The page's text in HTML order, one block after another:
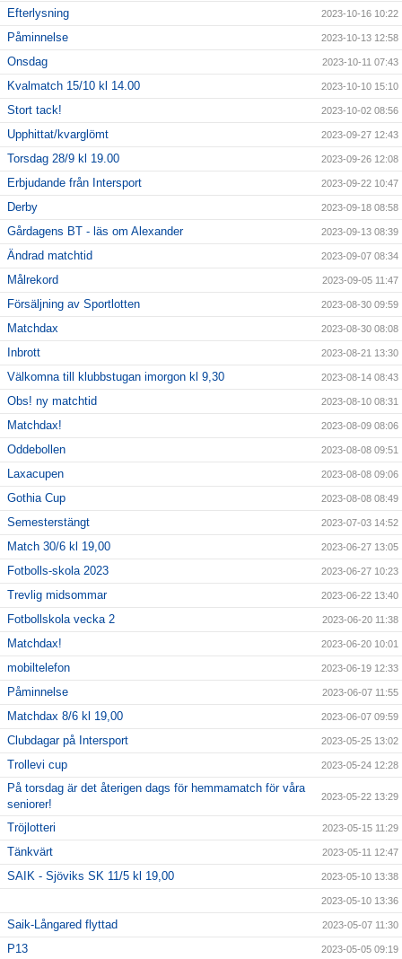
Efterlysning 2023-10-16 10:22
Påminnelse 2023-10-13 12:58
Onsdag 2023-10-11 07:43
Kvalmatch 15/10 kl 14.00 2023-10-10 15:10
Stort tack! 2023-10-02 08:56
Upphittat/kvarglömt 2023-09-27 12:43
Torsdag 28/9 kl 19.00 2023-09-26 12:08
Erbjudande från Intersport 2023-09-22 10:47
Derby 2023-09-18 08:58
Gårdagens BT - läs om Alexander 2023-09-13 08:39
Ändrad matchtid 2023-09-07 08:34
Målrekord 2023-09-05 11:47
Försäljning av Sportlotten 2023-08-30 09:59
Matchdax 2023-08-30 08:08
Inbrott 2023-08-21 13:30
Välkomna till klubbstugan imorgon kl 9,30 2023-08-14 08:43
Obs! ny matchtid 2023-08-10 08:31
Matchdax! 2023-08-09 08:06
Oddebollen 2023-08-08 09:51
Laxacupen 2023-08-08 09:06
Gothia Cup 2023-08-08 08:49
Semesterstängt 2023-07-03 14:52
Match 30/6 kl 19,00 2023-06-27 13:05
Fotbolls-skola 2023 2023-06-27 10:23
Trevlig midsommar 2023-06-22 13:40
Fotbollskola vecka 2 2023-06-20 11:38
Matchdax! 2023-06-20 10:01
mobiltelefon 2023-06-19 12:33
Påminnelse 2023-06-07 11:55
Matchdax 8/6 kl 19,00 2023-06-07 09:59
Clubdagar på Intersport 2023-05-25 13:02
Trollevi cup 2023-05-24 12:28
På torsdag är det återigen dags för hemmamatch för våra
seniorer!
2023-05-22 13:29
Tröjlotteri 2023-05-15 11:29
Tänkvärt 2023-05-11 12:47
SAIK - Sjöviks SK 11/5 kl 19,00 2023-05-10 13:38
2023-05-10 13:36
Saik-Långared flyttad 2023-05-07 11:30
P13 2023-05-05 09:19